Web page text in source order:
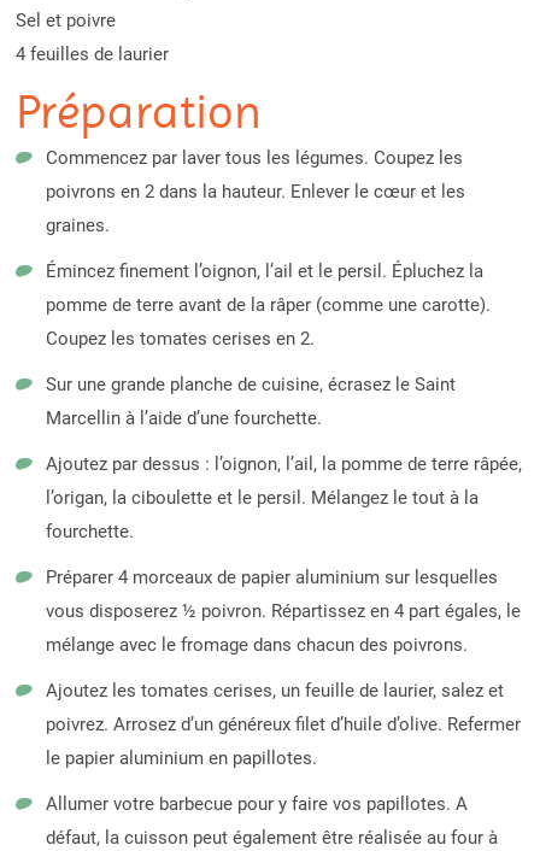
Sel et poivre
4 feuilles de laurier
Préparation
Commencez par laver tous les légumes. Coupez les
poivrons en 2 dans la hauteur. Enlever le cœur et les
graines.
Émincez finement l’oignon, l’ail et le persil. Épluchez la
pomme de terre avant de la râper (comme une carotte).
Coupez les tomates cerises en 2.
Sur une grande planche de cuisine, écrasez le Saint
Marcellin à l’aide d’une fourchette.
Ajoutez par dessus : l’oignon, l’ail, la pomme de terre râpée,
l’origan, la ciboulette et le persil. Mélangez le tout à la
fourchette.
Préparer 4 morceaux de papier aluminium sur lesquelles
vous disposerez ½ poivron. Répartissez en 4 part égales, le
mélange avec le fromage dans chacun des poivrons.
Ajoutez les tomates cerises, un feuille de laurier, salez et
poivrez. Arrosez d’un généreux filet d’huile d’olive. Refermer
le papier aluminium en papillotes.
Allumer votre barbecue pour y faire vos papillotes. A
défaut, la cuisson peut également être réalisée au four à